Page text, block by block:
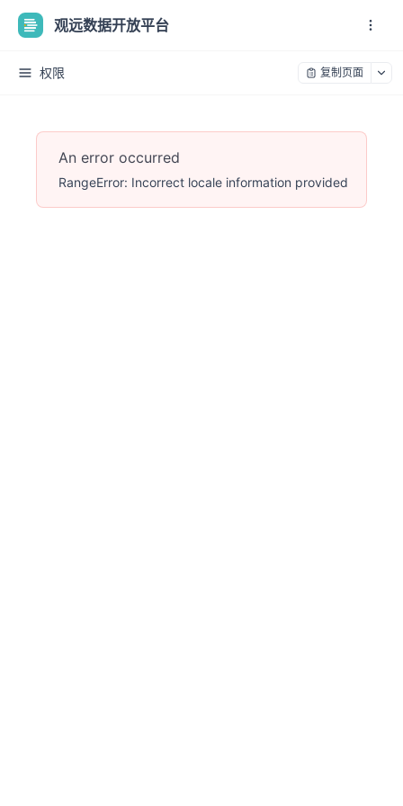
观远数据开放平台
权限 复制页面
An error occurred
RangeError: Incorrect locale information provided